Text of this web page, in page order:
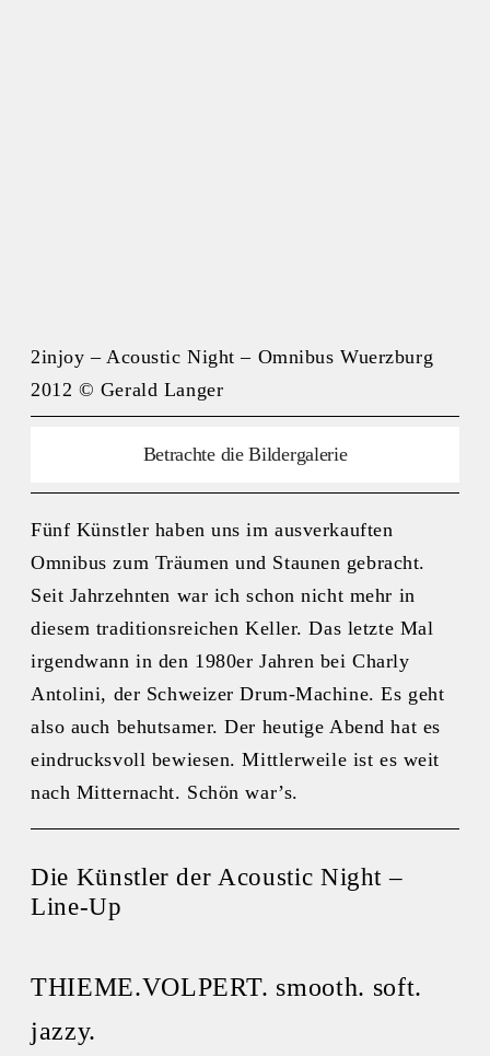
2injoy – Acoustic Night – Omnibus Wuerzburg
2012 © Gerald Langer
Betrachte die Bildergalerie
Fünf Künstler haben uns im ausverkauften
Omnibus zum Träumen und Staunen gebracht.
Seit Jahrzehnten war ich schon nicht mehr in
diesem traditionsreichen Keller. Das letzte Mal
irgendwann in den 1980er Jahren bei Charly
Antolini, der Schweizer Drum-Machine. Es geht
also auch behutsamer. Der heutige Abend hat es
eindrucksvoll bewiesen. Mittlerweile ist es weit
nach Mitternacht. Schön war’s.
Die Künstler der Acoustic Night –
Line-Up
THIEME.VOLPERT. smooth. soft.
jazzy.